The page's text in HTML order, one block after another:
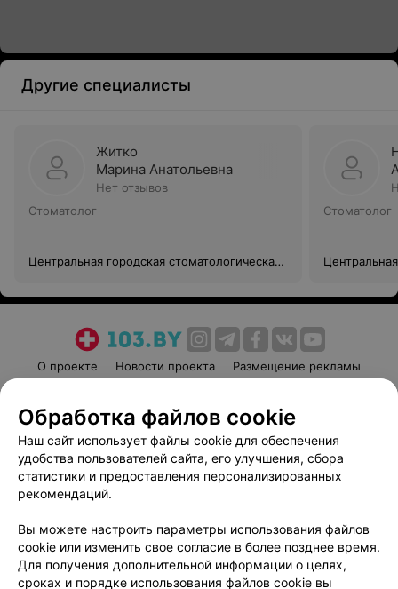
Другие специалисты
Житко
Марина Анатольевна
Нет отзывов
Стоматолог
Центральная городская стоматологическая
Стоматолог
О проекте Новости проекта
Размещение рекламы
Пользовательское соглашение
Способы оплаты
Вакансии
Партнеры
Написать руководителю 103.by
Обработка персональных данных
Обработка файлов cookie
Наш сайт использует файлы cookie для обеспечения
удобства пользователей сайта, его улучшения, сбора
статистики и предоставления персонализированных
рекомендаций.
Вы можете настроить параметры использования файлов
cookie или изменить свое согласие в более позднее время.
Для получения дополнительной информации о целях,
сроках и порядке использования файлов cookie вы